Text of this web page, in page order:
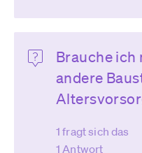
Brauche ich
andere
1 fragt sich das
1 Antwort